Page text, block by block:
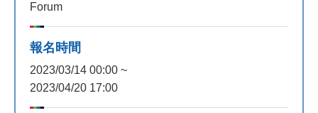
Forum
報名時間
2023/03/14 00:00 ~
2023/04/20 17:00